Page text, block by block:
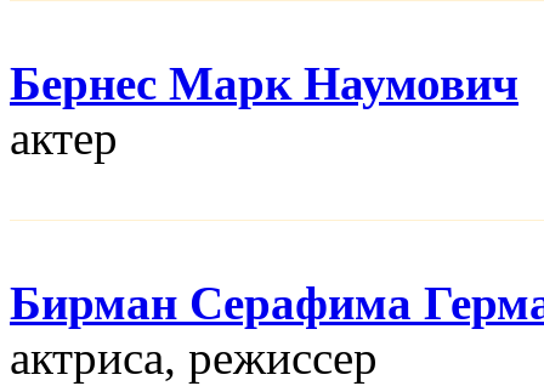
Бернес Марк Наумович
актер
Бирман Серафима
актриса, режисcер